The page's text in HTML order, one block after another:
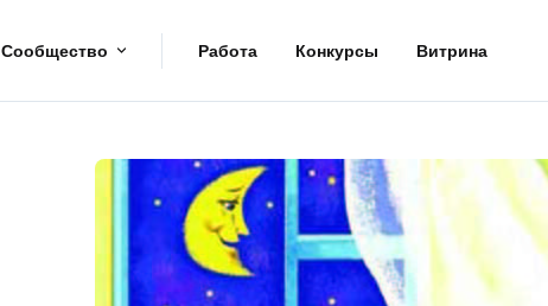
Сообщество Работа Конкурсы Витрина